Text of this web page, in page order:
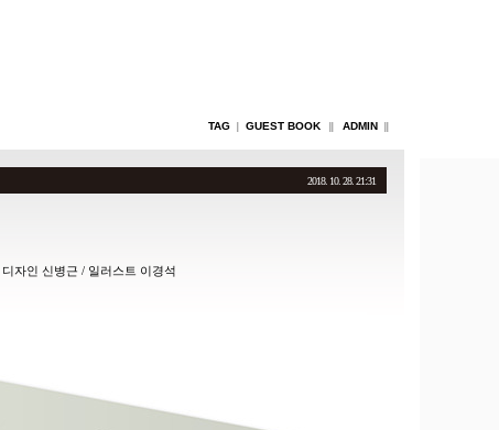
TAG GUEST BOOK ADMIN
2018. 10. 28. 21:31
디자인 신병근 / 일러스트 이경석